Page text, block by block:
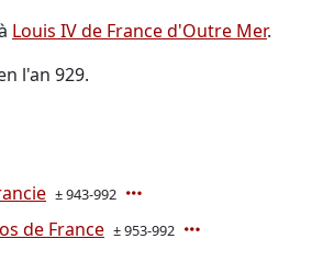
Louis IV de France d'Outre Mer.
l'an 929.
± 943-992
de France ± 953-992